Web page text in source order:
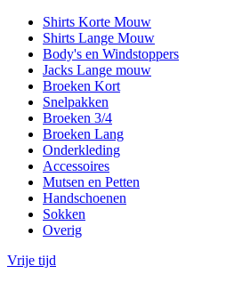
Shirts Korte Mouw
Shirts Lange Mouw
Body's en Windstoppers
Jacks Lange mouw
Broeken Kort
Snelpakken
Broeken 3/4
Broeken Lang
Onderkleding
Accessoires
Mutsen en Petten
Handschoenen
Sokken
Overig
Vrije tijd